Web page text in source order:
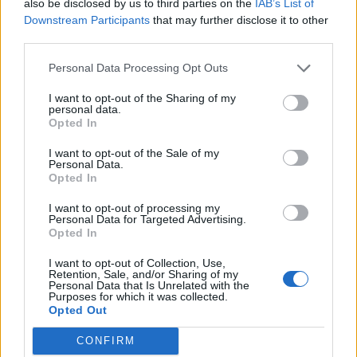
also be disclosed by us to third parties on the IAB’s List of
Downstream Participants that may further disclose it to other
Personal Data Processing Opt Outs
I want to opt-out of the Sharing of my
personal data.
Opted In
I want to opt-out of the Sale of my
Personal Data.
Opted In
I want to opt-out of processing my
Personal Data for Targeted Advertising.
Opted In
I want to opt-out of Collection, Use,
Retention, Sale, and/or Sharing of my
Personal Data that Is Unrelated with the
Purposes for which it was collected.
Opted Out
CONFIRM
In evidenza